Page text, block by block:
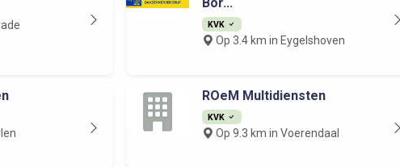
KVK
Op 3.4 km in Eygelshoven
ROeM Multidiensten
KVK
Op 9.3 km in Voerendaal